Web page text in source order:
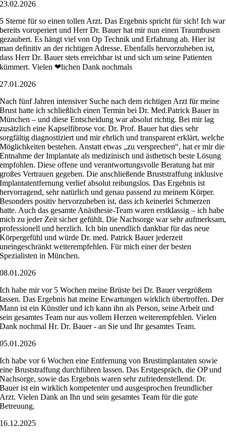
23.02.2026
5 Sterne für so einen tollen Arzt. Das Ergebnis spricht für sich! Ich war
bereits voroperiert und Herr Dr. Bauer hat mir nun einen Traumbusen
gezaubert. Es hängt viel von Op Technik und Erfahrung ab. Hier ist
man definitiv an der richtigen Adresse. Ebenfalls hervorzuheben ist,
dass Herr Dr. Bauer stets erreichbar ist und sich um seine Patienten
kümmert. Vielen ❤lichen Dank nochmals
27.01.2026
Nach fünf Jahren intensiver Suche nach dem richtigen Arzt für meine
Brust hatte ich schließlich einen Termin bei Dr. Med.Patrick Bauer in
München – und diese Entscheidung war absolut richtig. Bei mir lag
zusätzlich eine Kapselfibrose vor. Dr. Prof. Bauer hat dies sehr
sorgfältig diagnostiziert und mir ehrlich und transparent erklärt, welche
Möglichkeiten bestehen. Anstatt etwas „zu versprechen“, hat er mir die
Entnahme der Implantate als medizinisch und ästhetisch beste Lösung
empfohlen. Diese offene und verantwortungsvolle Beratung hat mir
großes Vertrauen gegeben. Die anschließende Bruststraffung inklusive
Implantatentfernung verlief absolut reibungslos. Das Ergebnis ist
hervorragend, sehr natürlich und genau passend zu meinem Körper.
Besonders positiv hervorzuheben ist, dass ich keinerlei Schmerzen
hatte. Auch das gesamte Anästhesie-Team waren erstklassig – ich habe
mich zu jeder Zeit sicher gefühlt. Die Nachsorge war sehr aufmerksam,
professionell und herzlich. Ich bin unendlich dankbar für das neue
Körpergefühl und würde Dr. med. Patrick Bauer jederzeit
uneingeschränkt weiterempfehlen. Für mich einer der besten
Spezialisten in München.
08.01.2026
Ich habe mir vor 5 Wochen meine Brüste bei Dr. Bauer vergrößern
lassen. Das Ergebnis hat meine Erwartungen wirklich übertroffen. Der
Mann ist ein Künstler und ich kann ihn als Person, seine Arbeit und
sein gesamtes Team nur aus vollem Herzen weiterempfehlen. Vielen
Dank nochmal Hr. Dr. Bauer - an Sie und Ihr gesamtes Team.
05.01.2026
Ich habe vor 6 Wochen eine Entfernung von Brustimplantaten sowie
eine Bruststraffung durchführen lassen. Das Erstgespräch, die OP und
Nachsorge, sowie das Ergebnis waren sehr zufriedenstellend. Dr.
Bauer ist ein wirklich kompetenter und ausgesprochen freundlicher
Arzt. Vielen Dank an Ihn und sein gesamtes Team für die gute
Betreuung.
16.12.2025